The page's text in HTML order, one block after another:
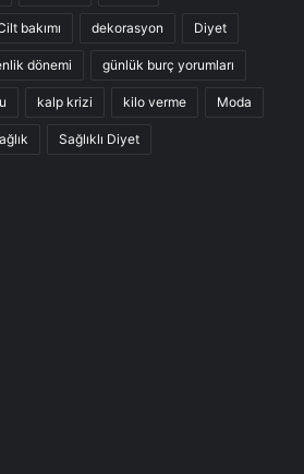
bakımı dekorasyon Diyet
dönemi günlük burç yorumları
kalp krizi kilo verme Moda
Sağlıklı Diyet